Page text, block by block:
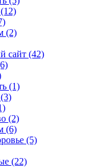
(12)
(2)
сайт (42)
(1)
(3)
(2)
(6)
(5)
(22)